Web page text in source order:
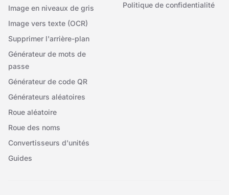
Image en niveaux de gris
Image vers texte (OCR)
Supprimer l'arrière-plan
Générateur de mots de
passe
Générateur de code QR
Générateurs aléatoires
Roue aléatoire
Roue des noms
Convertisseurs d'unités
Guides
Politique de confidentialité